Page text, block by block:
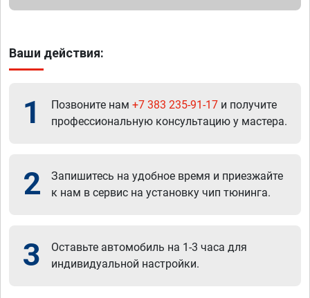
Ваши действия:
1 Позвоните нам +7 383 235-91-17 и получите
профессиональную консультацию у мастера.
2
Запишитесь на удобное время и приезжайте
к нам в сервис на установку чип тюнинга.
3
Оставьте автомобиль на 1-3 часа для
индивидуальной настройки.